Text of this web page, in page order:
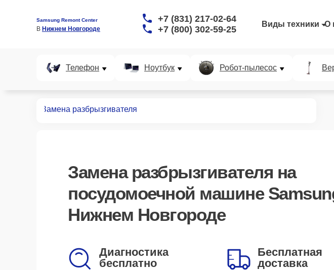
Samsung Remont Center
В Нижнем Новгороде
+7 (831) 217-02-64
+7 (800) 302-59-25
Виды техники О
Телефон Ноутбук Робот-пылесос
Замена разбрызгивателя
Замена разбрызгивателя на
посудомоечной машине
Нижнем Новгороде
Диагностика
бесплатно
Бесплатная
доставка